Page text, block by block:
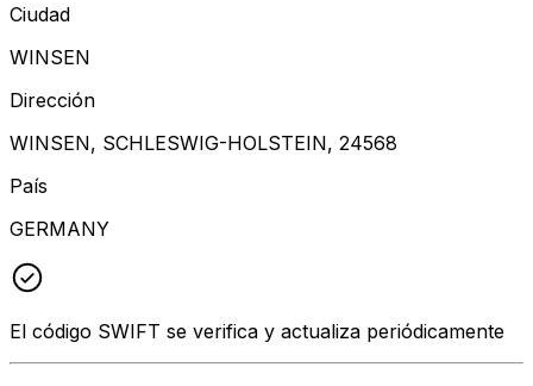
Ciudad
WINSEN
Dirección
WINSEN, SCHLESWIG-HOLSTEIN, 24568
País
GERMANY
El código SWIFT se verifica y actualiza periódicamente